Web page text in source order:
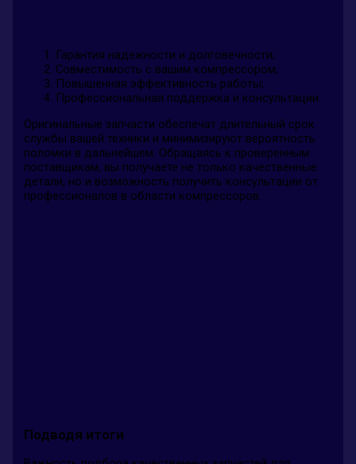
Гарантия надежности и долговечности;
Совместимость с вашим компрессором;
Повышенная эффективность работы;
Профессиональная поддержка и консультации.
Оригинальные запчасти обеспечат длительный срок
службы вашей техники и минимизируют вероятность
поломки в дальнейшем. Обращаясь к проверенным
поставщикам, вы получаете не только качественные
детали, но и возможность получить консультации от
профессионалов в области компрессоров.
Подводя итоги